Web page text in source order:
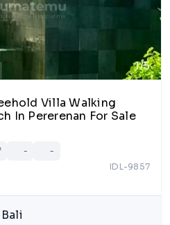
1/5
Villa Walking
In Pererenan For Sale
- -
IDL-9857